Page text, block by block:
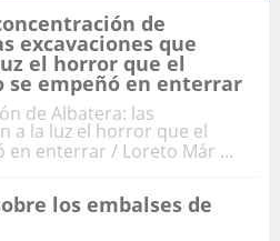
de
excavaciones que
el horror que el
se empeñó en enterrar
de Albatera: las
a la luz el horror que el
en enterrar / Loreto Már ...
los embalses de